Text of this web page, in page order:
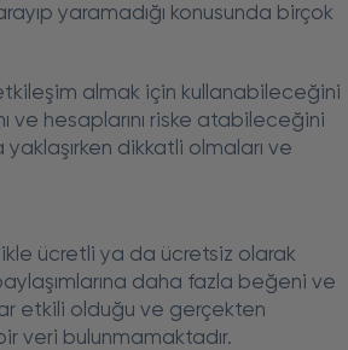
yaramadığı konusunda birçok
almak için kullanabileceğini
ve hesaplarını riske atabileceğini
dikkatli olmaları ve
ücretli ya da ücretsiz olarak
daha fazla beğeni ve
etkili olduğu ve gerçekten
veri bulunmamaktadır.